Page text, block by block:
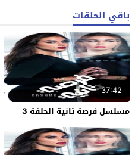
باقي الحلقات
37:42
مسلسل فرصة تانية الحلقة 3